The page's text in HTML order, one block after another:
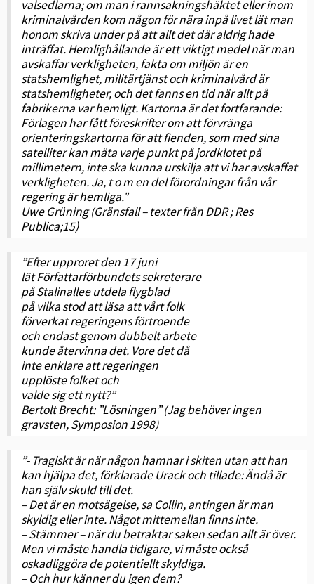
valsedlarna; om man i rannsakningshäktet eller inom
kriminalvården kom någon för nära inpå livet lät man
honom skriva under på att allt det där aldrig hade
inträffat. Hemlighållande är ett viktigt medel när man
avskaffar verkligheten, fakta om miljön är en
statshemlighet, militärtjänst och kriminalvård är
statshemligheter, och det fanns en tid när allt på
fabrikerna var hemligt. Kartorna är det fortfarande:
Förlagen har fått föreskrifter om att förvränga
orienteringskartorna för att fienden, som med sina
satelliter kan mäta varje punkt på jordklotet på
millimetern, inte ska kunna urskilja att vi har avskaffat
verkligheten. Ja, t o m en del förordningar från vår
regering är hemliga.”
Uwe Grüning (Gränsfall – texter från DDR ; Res
Publica;15)
”Efter upproret den 17 juni
lät Författarförbundets sekreterare
på Stalinallee utdela flygblad
på vilka stod att läsa att vårt folk
förverkat regeringens förtroende
och endast genom dubbelt arbete
kunde återvinna det. Vore det då
inte enklare att regeringen
upplöste folket och
valde sig ett nytt?”
Bertolt Brecht: ”Lösningen” (Jag behöver ingen
gravsten, Symposion 1998)
”- Tragiskt är när någon hamnar i skiten utan att han
kan hjälpa det, förklarade Urack och tillade: Ändå är
han själv skuld till det.
– Det är en motsägelse, sa Collin, antingen är man
skyldig eller inte. Något mittemellan finns inte.
– Stämmer – när du betraktar saken sedan allt är över.
Men vi måste handla tidigare, vi måste också
oskadliggöra de potentiellt skyldiga.
– Och hur känner du igen dem?